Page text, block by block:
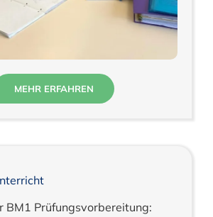
MEHR ERFAHREN
Prüfungsvorbereitung: